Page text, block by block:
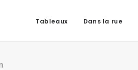
Tableaux Dans la rue